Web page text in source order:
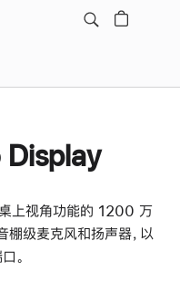
Display
上视角功能的 1200 万
级麦克风和扬声器，以
。